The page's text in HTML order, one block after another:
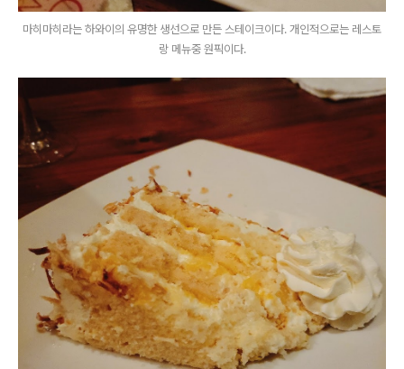
마히마히라는 하와이의 유명한 생선으로 만든 스테이크이다. 개인적으로는 레스토
랑 메뉴중 원픽이다.